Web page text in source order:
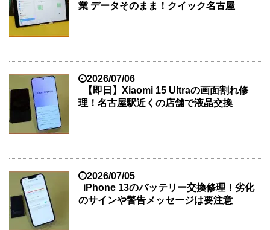
業 データそのまま！クイック名古屋
2026/07/06
【即日】Xiaomi 15 Ultraの画面割れ修
理！名古屋駅近くの店舗で液晶交換
2026/07/05
iPhone 13のバッテリー交換修理！劣化
のサインや警告メッセージは要注意